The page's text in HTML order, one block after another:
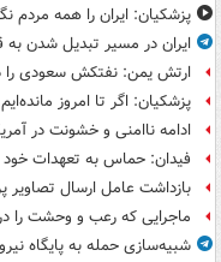
پزشکیان: ایران را همه مردم
ایران در مسیر تبدیل شدن
ارتش یمن: نفتکش سعودی را
پزشکیان: اگر تا امروز
ادامه ناامنی و خشونت در
فیدان: حماس به تعهدات خود
بازداشت عامل ارسال
ماجرایی که رعب و وحشت را
شبیه‌سازی حمله به پایگاه